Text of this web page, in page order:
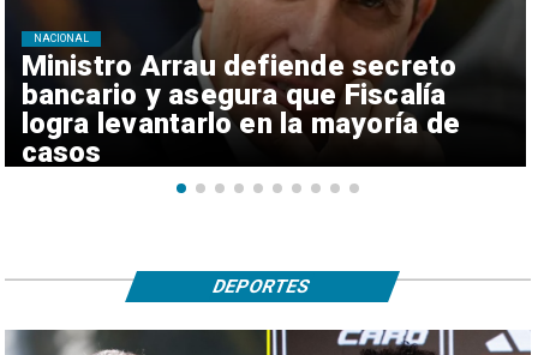
Ministro Arrau defiende secreto
bancario y asegura que Fiscalía
logra levantarlo en la mayoría de
casos
NACIONAL
DEPORTES